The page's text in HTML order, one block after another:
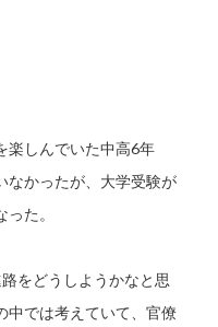
楽しんでいた中高6年
なかったが、大学受験が
た。
をどうしようかなと思
中では考えていて、官僚